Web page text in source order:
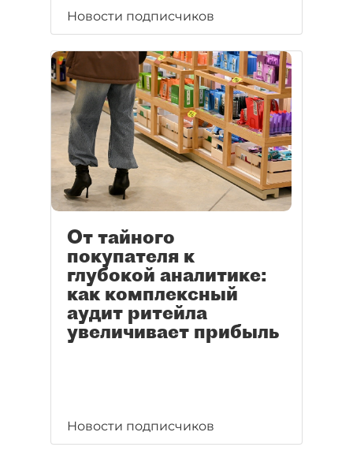
Новости подписчиков
От тайного
покупателя к
глубокой аналитике:
как комплексный
аудит ритейла
увеличивает прибыль
Новости подписчиков